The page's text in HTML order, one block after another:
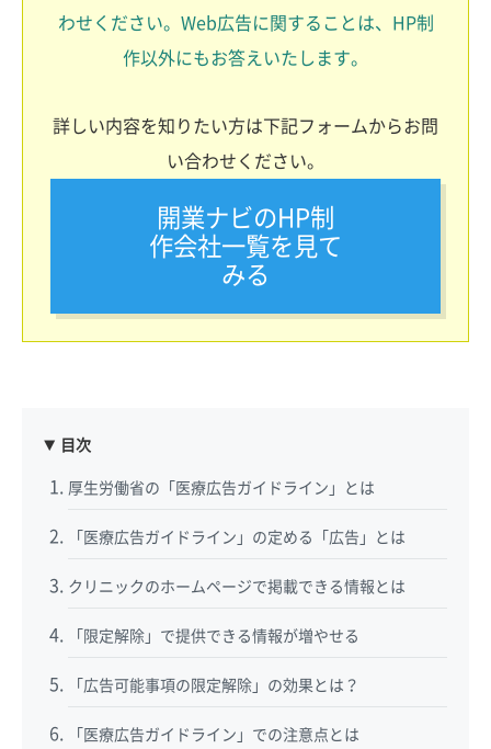
わせください。Web広告に関することは、HP制
作以外にもお答えいたします。
詳しい内容を知りたい方は下記フォームからお問
い合わせください。
開業ナビのHP制
作会社一覧を見て
みる
目次
厚生労働省の「医療広告ガイドライン」とは
「医療広告ガイドライン」の定める「広告」とは
クリニックのホームページで掲載できる情報とは
「限定解除」で提供できる情報が増やせる
「広告可能事項の限定解除」の効果とは？
「医療広告ガイドライン」での注意点とは